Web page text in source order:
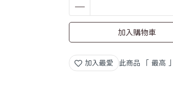
加入購物車
加入最愛 此商品 「 最高